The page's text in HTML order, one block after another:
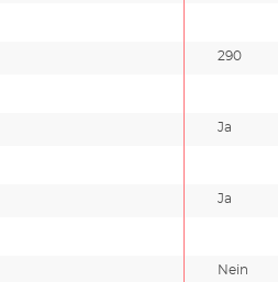
290
Ja
Ja
Nein